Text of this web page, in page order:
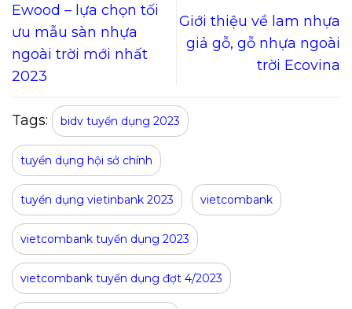
Ewood – lựa chọn tối
ưu mẫu sàn nhựa
ngoài trời mới nhất
2023
Giới thiệu về lam nhựa
giả gỗ, gỗ nhựa ngoài
trời Ecovina
Tags: bidv tuyển dụng 2023
tuyển dụng hội sở chính
tuyển dụng vietinbank 2023 vietcombank
vietcombank tuyển dụng 2023
vietcombank tuyển dụng đợt 4/2023